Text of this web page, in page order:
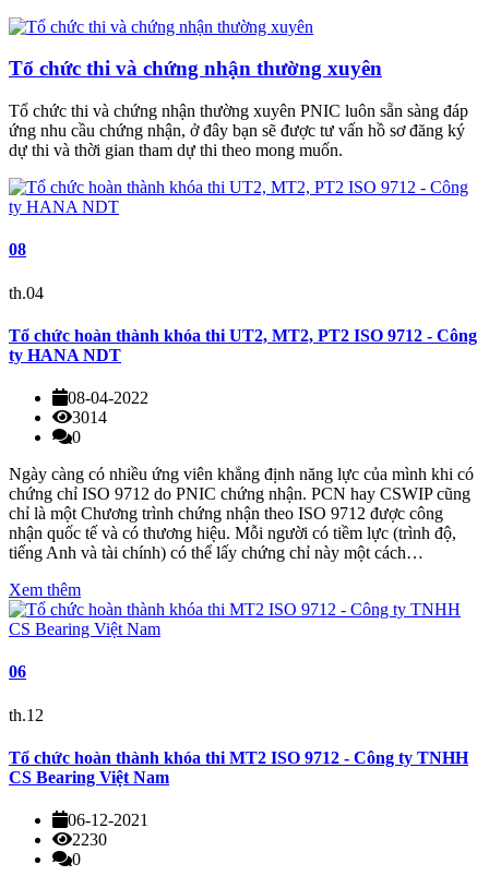
Tổ chức thi và chứng nhận thường xuyên
Tổ chức thi và chứng nhận thường xuyên PNIC luôn sẵn sàng đáp
ứng nhu cầu chứng nhận, ở đây bạn sẽ được tư vấn hồ sơ đăng ký
dự thi và thời gian tham dự thi theo mong muốn.
08
th.04
Tổ chức hoàn thành khóa thi UT2, MT2, PT2 ISO 9712 - Công
ty HANA NDT
08-04-2022
3014
0
Ngày càng có nhiều ứng viên khẳng định năng lực của mình khi có
chứng chỉ ISO 9712 do PNIC chứng nhận. PCN hay CSWIP cũng
chỉ là một Chương trình chứng nhận theo ISO 9712 được công
nhận quốc tế và có thương hiệu. Mỗi người có tiềm lực (trình độ,
tiếng Anh và tài chính) có thể lấy chứng chỉ này một cách…
Xem thêm
06
th.12
Tổ chức hoàn thành khóa thi MT2 ISO 9712 - Công ty TNHH
CS Bearing Việt Nam
06-12-2021
2230
0